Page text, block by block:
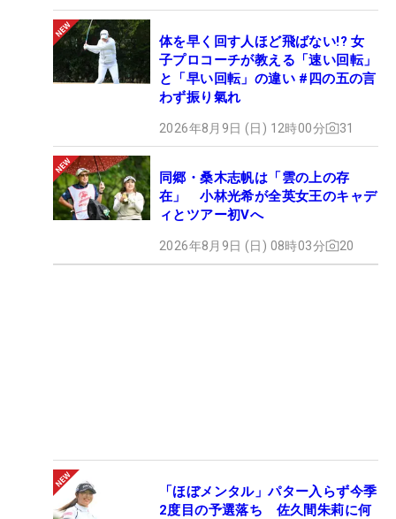
体を早く回す人ほど飛ばない!? 女
子プロコーチが教える「速い回転」
と「早い回転」の違い #四の五の言
わず振り氣れ
2026年8月9日 (日) 12時00分 31
同郷・桑木志帆は「雲の上の存
在」 小林光希が全英女王のキャデ
ィとツアー初Vへ
2026年8月9日 (日) 08時03分 20
「ほぼメンタル」パター入らず今季
2度目の予選落ち 佐久間朱莉に何